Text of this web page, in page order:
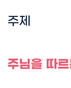
주제
주님을 따